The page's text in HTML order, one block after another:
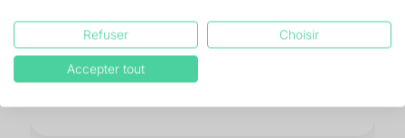
Refuser Choisir
Accepter tout